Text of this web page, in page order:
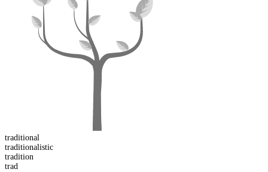
traditional
traditionalistic
tradition
trad